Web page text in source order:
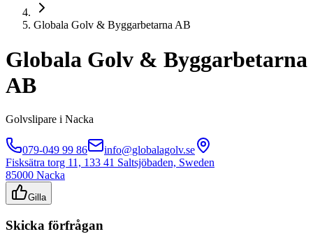
Globala Golv & Byggarbetarna AB
Globala Golv & Byggarbetarna
AB
Golvslipare i Nacka
079-049 99 86
info@globalagolv.se
Fisksätra torg 11, 133 41 Saltsjöbaden, Sweden
85000 Nacka
Gilla
Skicka förfrågan